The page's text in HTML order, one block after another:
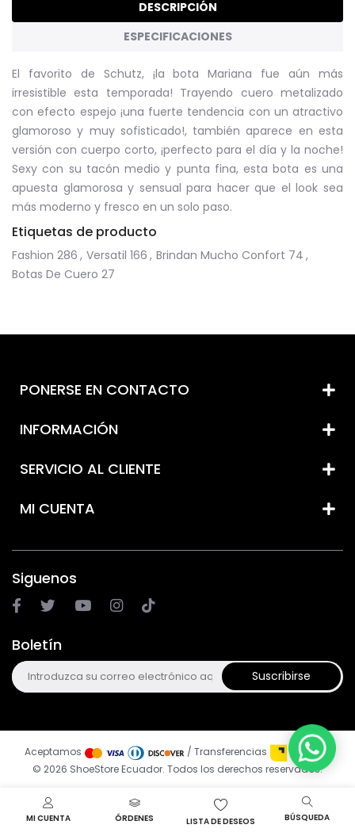
DESCRIPCIÓN
ESPECIFICACIONES
El favorito de Schutz, ¡la bota Mariana fue aún más
irresistible esta temporada! Trayendo cuero metalizado
con efecto espejo ¡una fuerte tendencia con un atractivo
glamoroso y muy sofisticado!, también aparece en esta
versión con cuerpo corto, ¡perfecto para el día y la noche!
Sexy con su tacón medio y punta fina, esta bota es una
apuesta glamorosa y sensual para hacer que el look sea
más moderno y fresco en un solo paso.
Etiquetas de producto
Fashion 286 , Versatil 166 , Brindan Mucho Confort 74 ,
Botas De Cuero 27
PONERSE EN CONTACTO
INFORMACIÓN
SERVICIO AL CLIENTE
MI CUENTA
Siguenos
Boletín
Suscribirse
© 2026 ShoeStore Ecuador. Todos los derechos reservados.
Aceptamos / Transferencias
MI CUENTA ÓRDENES LISTA DE DESEOS BÚSQUEDA